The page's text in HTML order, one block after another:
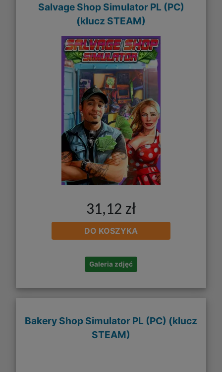
Salvage Shop Simulator PL (PC)
(klucz STEAM)
31,12 zł
DO KOSZYKA
Galeria zdjęć
Bakery Shop Simulator PL (PC) (klucz
STEAM)